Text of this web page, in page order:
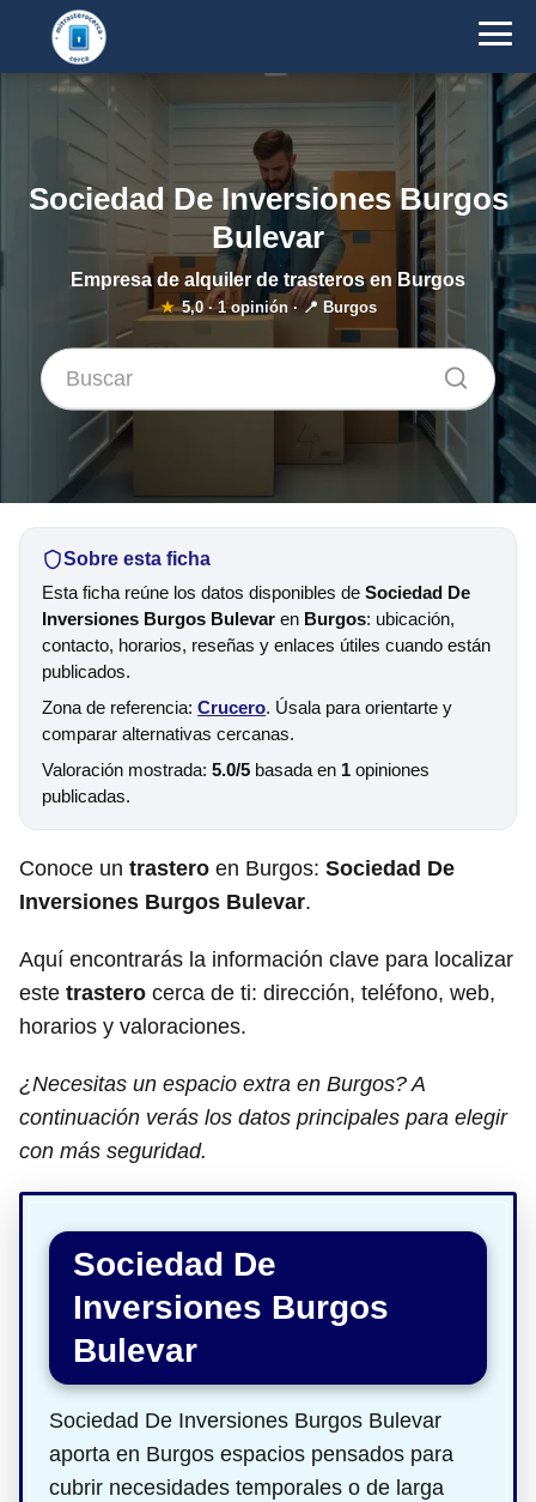
Sociedad De Inversiones Burgos
Bulevar
Empresa de alquiler de trasteros en Burgos
★ 5,0·1opinión · 📍 Burgos
Sobre esta ficha
Esta ficha reúne los datos disponibles de Sociedad De
Inversiones Burgos Bulevar en Burgos: ubicación,
contacto, horarios, reseñas y enlaces útiles cuando están
publicados.
Zona de referencia: Crucero. Úsala para orientarte y
comparar alternativas cercanas.
Valoración mostrada: 5.0/5 basada en 1 opiniones
publicadas.
Conoce un trastero en Burgos: Sociedad De
Inversiones Burgos Bulevar.
Aquí encontrarás la información clave para localizar
este trastero cerca de ti: dirección, teléfono, web,
horarios y valoraciones.
¿Necesitas un espacio extra en Burgos? A
continuación verás los datos principales para elegir
con más seguridad.
Sociedad De
Inversiones Burgos
Bulevar
Sociedad De Inversiones Burgos Bulevar
aporta en Burgos espacios pensados para
cubrir necesidades temporales o de larga